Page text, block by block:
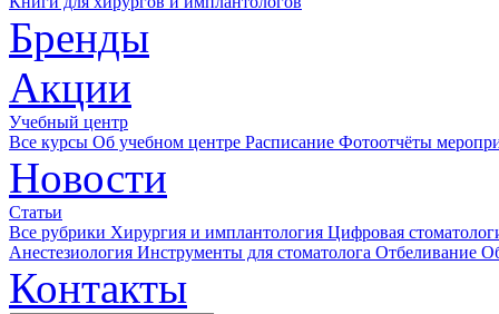
Бренды
Акции
Учебный центр
Все курсы Об учебном центре Расписание Фотоотчёты
Новости
Статьи
Все рубрики Хирургия и имплантология Цифровая
Анестезиология Инструменты для стоматолога Отбеливание
Контакты